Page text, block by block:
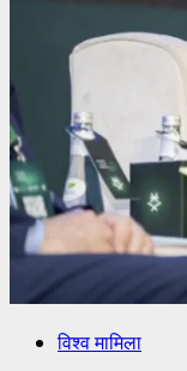
विश्व मामिला